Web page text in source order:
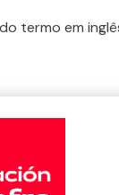
termo em